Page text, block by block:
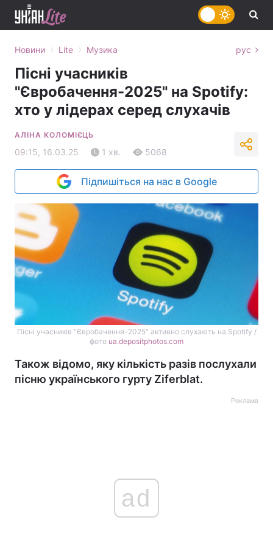
Новини › Lite › Музика рус
Пісні учасників
"Євробачення-2025" на Spotify:
хто у лідерах серед слухачів
АЛІНА КОЛОМІЄЦЬ
09:15, 16.03.25 1 хв. 5068
Підпишіться на нас в Google
Пісні учасників "Євробачення-2025" активно слухають на Spotify /
фото ua.depositphotos.com
Також відомо, яку кількість разів послухали
пісню українського гурту Ziferblat.
Реклама
ad